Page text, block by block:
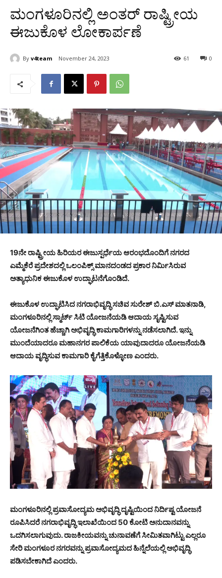
ಮಂಗಳೂರಿನಲ್ಲಿ ಅಂತರ್ ರಾಷ್ಟ್ರೀಯ
ಈಜುಕೊಳ ಲೋಕಾರ್ಪಣೆ
By v4team November 24, 2023 0
61
19ನೇ ರಾಷ್ಟ್ರೀಯ ಹಿರಿಯರ ಈಜುಸ್ಪರ್ಧೆಯ ಆರಂಭದೊಂದಿಗೆ ನಗರದ
ಎಮ್ಮೆಕೆರೆ ಪ್ರದೇಶದಲ್ಲಿ ಒಲಂಪಿಕ್ಸ್ ಮಾನದಂಡದ ಪ್ರಕಾರ ನಿರ್ಮಿಸಿರುವ
ಅತ್ಯಾಧುನಿಕ ಈಜುಕೊಳ ಉದ್ಘಾಟನೆಗೊಂಡಿದೆ.
ಈಜುಕೊಳ ಉದ್ಘಾಟಿಸಿದ ನಗರಾಭಿವೃದ್ಧಿ ಸಚಿವ ಸುರೇಶ್ ಬಿ.ಎಸ್ ಮಾತನಾಡಿ,
ಮಂಗಳೂರಿನಲ್ಲಿ ಸ್ಮಾರ್ಟ್ ಸಿಟಿ ಯೋಜನೆಯಡಿ ಆದಾಯ ಸೃಷ್ಟಿಸುವ
ಯೋಜನೆಗಿಂತ ಹೆಚ್ಚಾಗಿ ಅಭಿವೃದ್ಧಿ ಕಾಮಗಾರಿಗಳನ್ನು ನಡೆಸಲಾಗಿದೆ. ಇನ್ನು
ಮುಂದೆಯಾದರೂ ಮಹಾನಗರ ಪಾಲಿಕೆಯ ಯಾವುದಾದರೂ ಯೋಜನೆಯಡಿ
ಆದಾಯ ವೃದ್ಧಿಸುವ ಕಾಮಗಾರಿ ಕೈಗೆತ್ತಿಕೊಳ್ಳೋಣ ಎಂದರು.
ಮಂಗಳೂರಿನಲ್ಲಿ ಪ್ರವಾಸೋದ್ಯಮ ಅಭಿವೃದ್ಧಿ ದೃಷ್ಟಿಯಿಂದ ನಿರ್ದಿಷ್ಟ ಯೋಜನೆ
ರೂಪಿಸಿದರೆ ನಗರಾಭಿವೃದ್ಧಿ ಇಲಾಖೆಯಿಂದ 50 ಕೋಟಿ ಅನುದಾನವನ್ನು
ಒದಗಿಸಲಾಗುವುದು. ರಾಜಕೀಯವನ್ನು ಚುನಾವಣೆಗೆ ಸೀಮಿತವಾಗಿಟ್ಟು ಎಲ್ಲರೂ
ಸೇರಿ ಮಂಗಳೂರ ನಗರವನ್ನು ಪ್ರವಾಸೋದ್ಯಮದ ಹಿನ್ನೆಲೆಯಲ್ಲಿ ಅಭಿವೃದ್ಧಿ
ಪಡಿಸಬೇಕಾಗಿದೆ ಎಂದರು.